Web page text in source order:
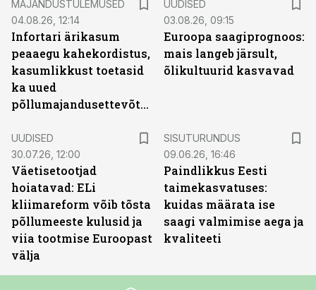
MAJANDUSTULEMUSED
04.08.26, 12:14
Infortari ärikasum
peaaegu kahekordistus,
kasumlikkust toetasid
ka uued
põllumajandusettevõtted
UUDISED
03.08.26, 09:15
Euroopa saagiprognoos:
mais langeb järsult,
õlikultuurid kasvavad
UUDISED
30.07.26, 12:00
Väetisetootjad
hoiatavad: ELi
kliimareform võib tõsta
põllumeeste kulusid ja
viia tootmise Euroopast
välja
SISUTURUNDUS
09.06.26, 16:46
Paindlikkus Eesti
taimekasvatuses:
kuidas määrata ise
saagi valmimise aega ja
kvaliteeti